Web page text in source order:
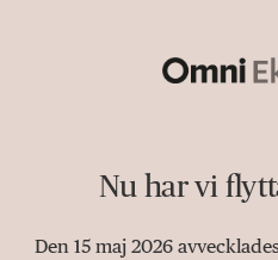
Nu har vi
Den 15 maj 2026